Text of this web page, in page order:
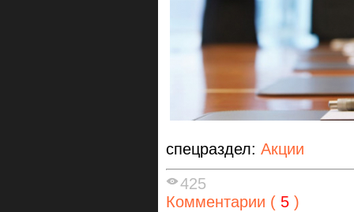
спецраздел: Акции
425
Комментарии ( 5 )